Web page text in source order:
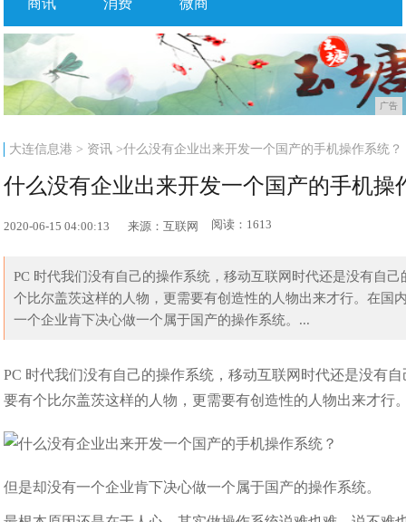
商讯 消费 微商
广告
大连信息港 > 资讯 >什么没有企业出来开发一个国产的手机操作系统？
什么没有企业出来开发一个国产的手机操
2020-06-15 04:00:13 来源：互联网 阅读：1613
PC 时代我们没有自己的操作系统，移动互联网时代还是没有自
个比尔盖茨这样的人物，更需要有创造性的人物出来才行。在
一个企业肯下决心做一个属于国产的操作系统。...
PC 时代我们没有自己的操作系统，移动互联网时代还是没有
要有个比尔盖茨这样的人物，更需要有创造性的人物出来才
但是却没有一个企业肯下决心做一个属于国产的操作系统。